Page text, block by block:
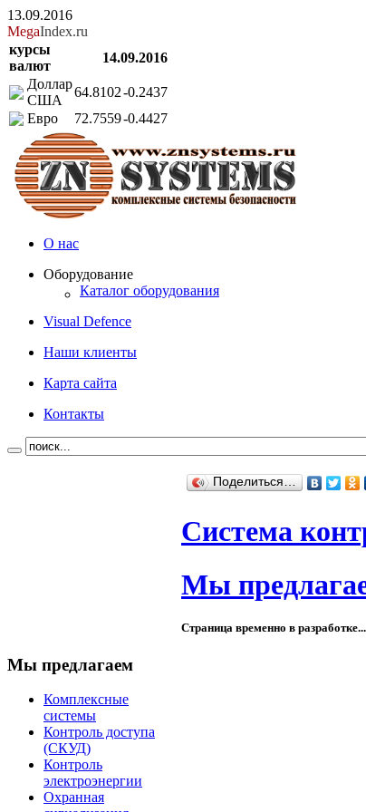
13.09.2016
MegaIndex.ru
курсы
валют
14.09.2016
Доллар
США
64.8102-0.2437
Евро
72.7559-0.4427
О нас
Оборудование
Каталог оборудования
Visual Defence
Наши клиенты
Карта сайта
Контакты
Поделиться…
Система
Мы
Страница временно в разработке...
Мы предлагаем
Комплексные
системы
Контроль доступа
(СКУД)
Контроль
электроэнергии
Охранная